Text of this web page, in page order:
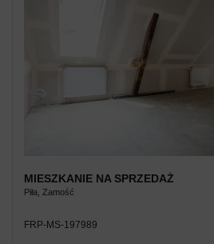
MIESZKANIE NA SPRZEDAŻ
Piła, Zamość
FRP-MS-197989